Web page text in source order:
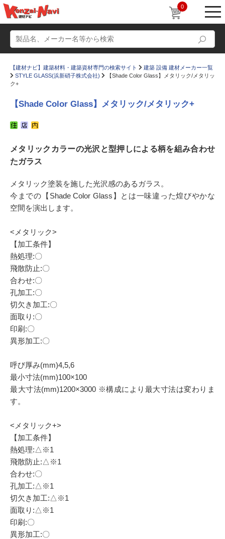
0
動画
かたなび コラム
すまいリング
Q＆A 販売・施工代理店募集
お気に入り
【建材ナビ】建築材料・建築資材専門の検索サイト
建築 設備 建材メーカー一覧
STYLE GLASS(浜新硝子株式会社)
【Shade Color Glass】メタリック/メタリッ
ク+
【Shade Color Glass】メタリック/メタリック+
メタリックカラーの光沢と型押しによる柄を組み合わせ
たガラス
メタリック塗装を施した光沢感のあるガラス。
今までの【Shade Color Glass】とは一味違った煌びやかな
空間を演出します。
<メタリック>
【加工条件】
熱処理:〇
飛散防止:〇
合わせ:〇
孔加工:〇
切欠き加工:〇
面取り:〇
印刷:〇
異形加工:〇
呼び厚み(mm)4,5,6
最小寸法(mm)100×100
最大寸法(mm)1200×3000 ※構成により最大寸法は変わりま
す。
<メタリック+>
【加工条件】
熱処理:△※1
飛散防止:△※1
合わせ:〇
孔加工:△※1
切欠き加工:△※1
面取り:△※1
印刷:〇
異形加工:〇